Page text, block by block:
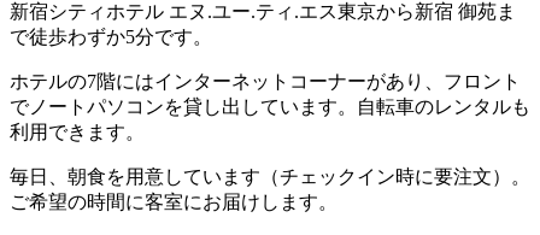
新宿シティホテル エヌ.ユー.ティ.エス東京から新宿 御苑ま
で徒歩わずか5分です。
ホテルの7階にはインターネットコーナーがあり、フロント
でノートパソコンを貸し出しています。自転車のレンタルも
利用できます。
毎日、朝食を用意しています（チェックイン時に要注文）。
ご希望の時間に客室にお届けします。